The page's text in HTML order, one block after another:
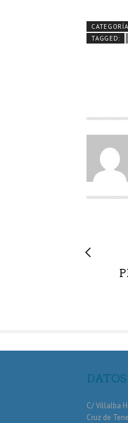
b
o
TAGGED:
DATOS
C/ Villalba
Cruz de